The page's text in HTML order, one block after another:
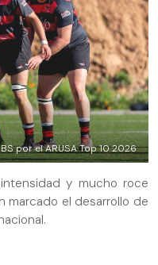
por el ARUSA Top 10 2026
y mucho roce
marcado el desarrollo de